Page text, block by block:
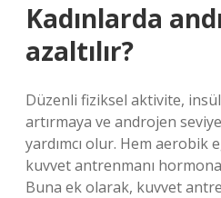
Kadınlarda
azaltılır?
Düzenli fiziksel aktivite,
artırmaya ve androjen
yardımcı olur. Hem aerobik
kuvvet antrenmanı
Buna ek olarak, kuvvet